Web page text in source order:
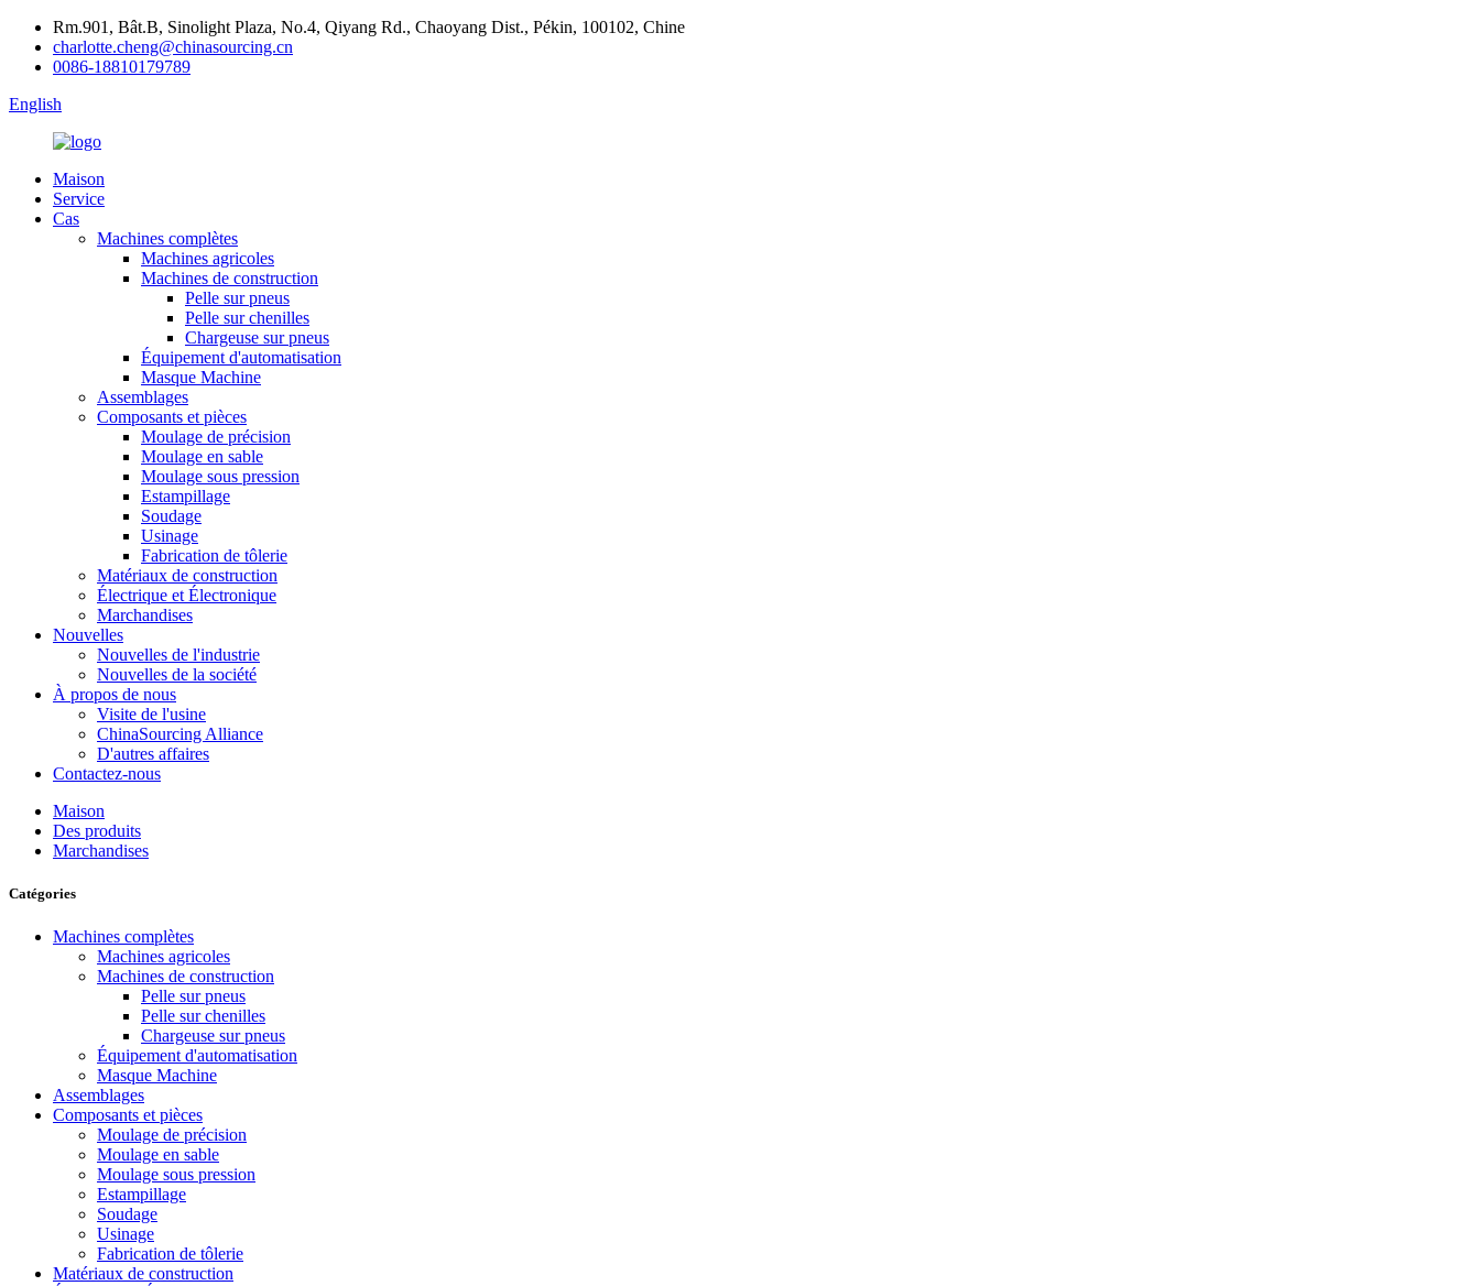
Rm.901, Bât.B, Sinolight Plaza, No.4, Qiyang Rd., Chaoyang Dist., Pékin, 100102, Chine
charlotte.cheng@chinasourcing.cn
0086-18810179789
English
Maison
Service
Cas
Machines complètes
Machines agricoles
Machines de construction
Pelle sur pneus
Pelle sur chenilles
Chargeuse sur pneus
Équipement d'automatisation
Masque Machine
Assemblages
Composants et pièces
Moulage de précision
Moulage en sable
Moulage sous pression
Estampillage
Soudage
Usinage
Fabrication de tôlerie
Matériaux de construction
Électrique et Électronique
Marchandises
Nouvelles
Nouvelles de l'industrie
Nouvelles de la société
À propos de nous
Visite de l'usine
ChinaSourcing Alliance
D'autres affaires
Contactez-nous
Maison
Des produits
Marchandises
Catégories
Machines complètes
Machines agricoles
Machines de construction
Pelle sur pneus
Pelle sur chenilles
Chargeuse sur pneus
Équipement d'automatisation
Masque Machine
Assemblages
Composants et pièces
Moulage de précision
Moulage en sable
Moulage sous pression
Estampillage
Soudage
Usinage
Fabrication de tôlerie
Matériaux de construction